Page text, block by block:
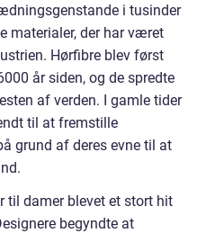
i tusinder
materialer, der har været
Hørfibre blev først
år siden, og de spredte
af verden. I gamle tider
til at fremstille
grund af deres evne til at
til damer blevet et stort hit
begyndte at